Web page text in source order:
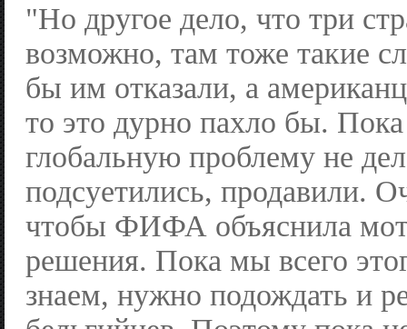
"Но другое дело, что три
возможно, там тоже такие
бы им отказали, а
то это дурно пахло бы.
глобальную проблему не
подсуетились, продавили.
чтобы ФИФА объяснила
решения. Пока мы всего
знаем, нужно подождать и